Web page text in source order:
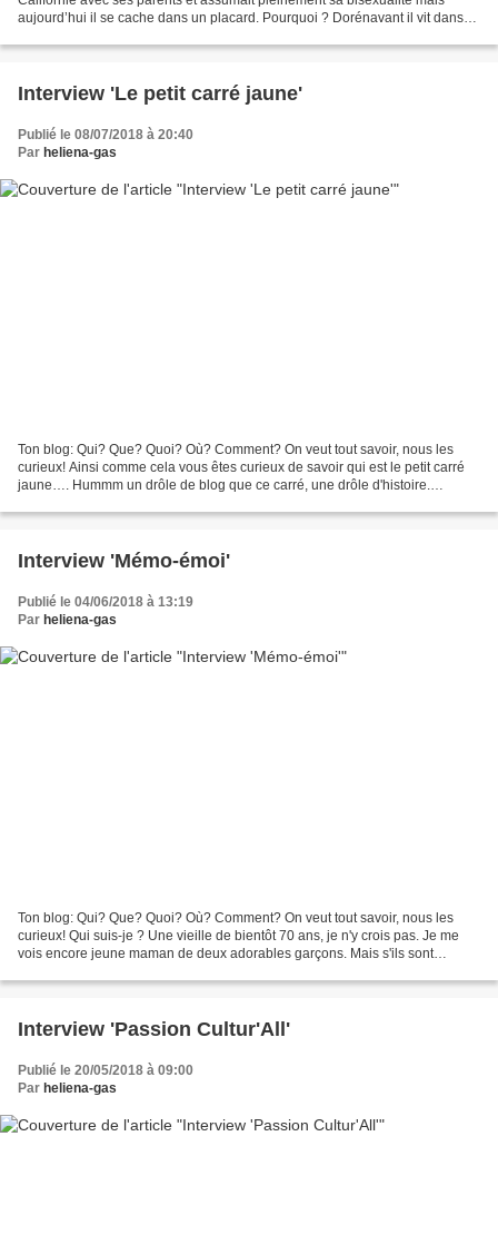
aujourd’hui il se cache dans un placard. Pourquoi ? Dorénavant il vit dans
Interview 'Le petit carré jaune'
Publié le 08/07/2018 à 20:40
Par heliena-gas
Ton blog: Qui? Que? Quoi? Où? Comment? On veut tout savoir, nous les
curieux! Ainsi comme cela vous êtes curieux de savoir qui est le petit carré
jaune…. Hummm un drôle de blog que ce carré, une drôle d'histoire.
Interview 'Mémo-émoi'
Publié le 04/06/2018 à 13:19
Par heliena-gas
Ton blog: Qui? Que? Quoi? Où? Comment? On veut tout savoir, nous les
curieux! Qui suis-je ? Une vieille de bientôt 70 ans, je n'y crois pas. Je me
vois encore jeune maman de deux adorables garçons. Mais s'ils sont
Interview 'Passion Cultur'All'
Publié le 20/05/2018 à 09:00
Par heliena-gas